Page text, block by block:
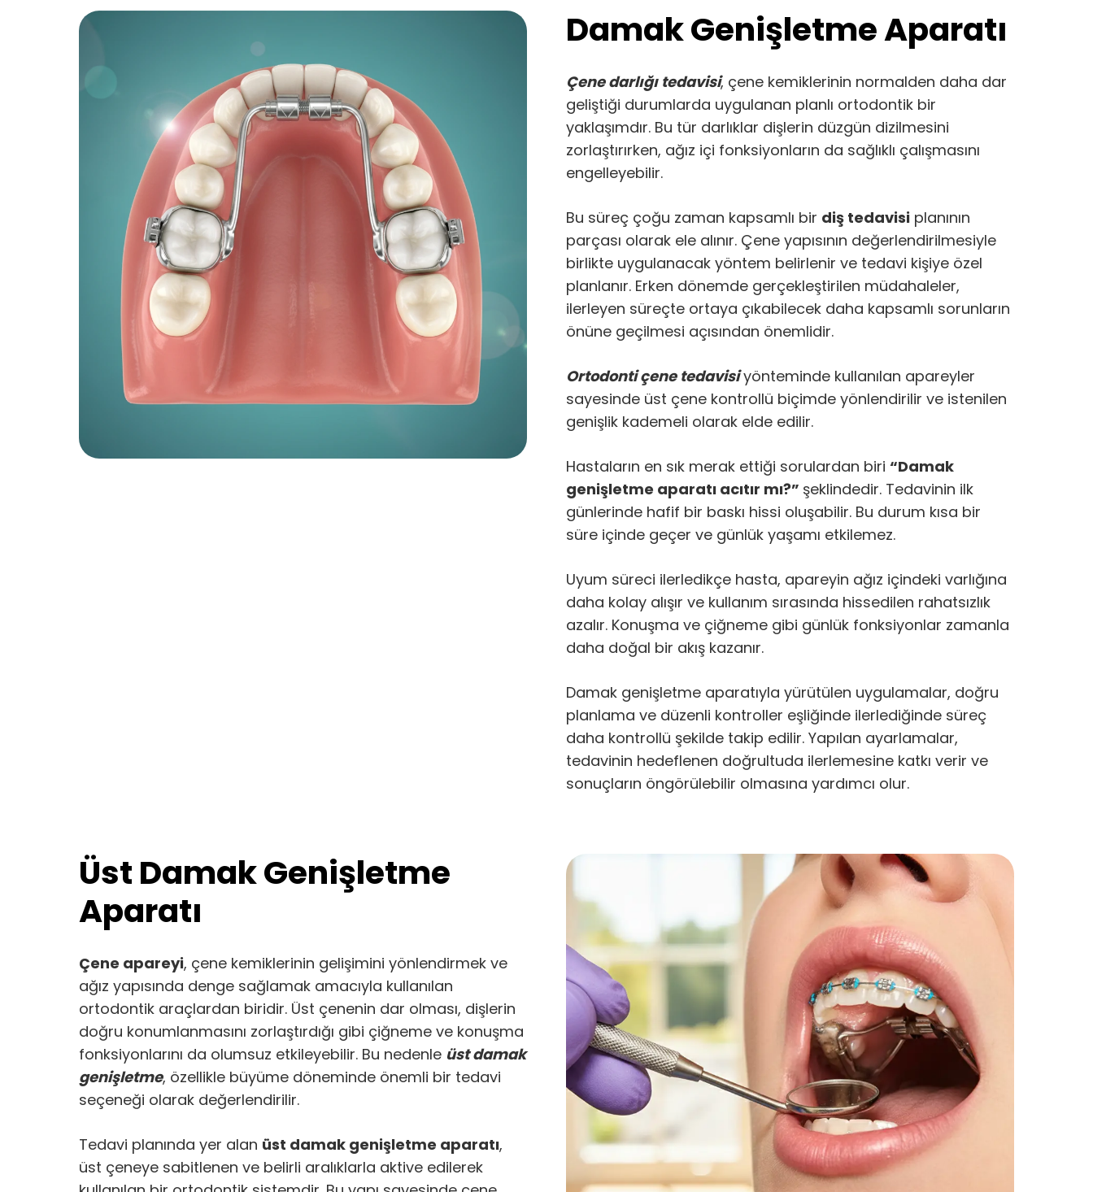
Damak Genişletme Aparatı
Çene darlığı tedavisi, çene kemiklerinin normalden daha dar
geliştiği durumlarda uygulanan planlı ortodontik bir
yaklaşımdır. Bu tür darlıklar dişlerin düzgün dizilmesini
zorlaştırırken, ağız içi fonksiyonların da sağlıklı çalışmasını
engelleyebilir.
Bu süreç çoğu zaman kapsamlı bir diş tedavisi planının
parçası olarak ele alınır. Çene yapısının değerlendirilmesiyle
birlikte uygulanacak yöntem belirlenir ve tedavi kişiye özel
planlanır. Erken dönemde gerçekleştirilen müdahaleler,
ilerleyen süreçte ortaya çıkabilecek daha kapsamlı sorunların
önüne geçilmesi açısından önemlidir.
Ortodonti çene tedavisiyönteminde kullanılan apareyler
sayesinde üst çene kontrollü biçimde yönlendirilir ve istenilen
genişlik kademeli olarak elde edilir.
Hastaların en sık merak ettiği sorulardan biri “Damak
genişletme aparatı acıtır mı?” şeklindedir. Tedavinin ilk
günlerinde hafif bir baskı hissi oluşabilir. Bu durum kısa bir
süre içinde geçer ve günlük yaşamı etkilemez.
Uyum süreci ilerledikçe hasta, apareyin ağız içindeki varlığına
daha kolay alışır ve kullanım sırasında hissedilen rahatsızlık
azalır. Konuşma ve çiğneme gibi günlük fonksiyonlar zamanla
daha doğal bir akış kazanır.
Damak genişletme aparatıyla yürütülen uygulamalar, doğru
planlama ve düzenli kontroller eşliğinde ilerlediğinde süreç
daha kontrollü şekilde takip edilir. Yapılan ayarlamalar,
tedavinin hedeflenen doğrultuda ilerlemesine katkı verir ve
sonuçların öngörülebilir olmasına yardımcı olur.
Üst Damak Genişletme
Aparatı
Çene apareyi, çene kemiklerinin gelişimini yönlendirmek ve
ağız yapısında denge sağlamak amacıyla kullanılan
ortodontik araçlardan biridir. Üst çenenin dar olması, dişlerin
doğru konumlanmasını zorlaştırdığı gibi çiğneme ve konuşma
fonksiyonlarını da olumsuz etkileyebilir. Bu nedenle üst damak
genişletme, özellikle büyüme döneminde önemli bir tedavi
seçeneği olarak değerlendirilir.
Tedavi planında yer alan üst damak genişletme aparatı,
üst çeneye sabitlenen ve belirli aralıklarla aktive edilerek